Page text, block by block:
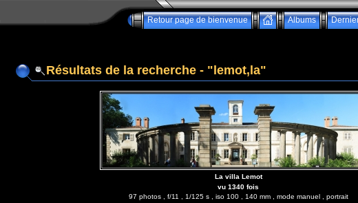
Retour page de bienvenue Albums
Résultats de la recherche - "lemot,la"
La villa Lemot
vu 1340 fois
97 photos , f/11 , 1/125 s , iso 100 , 140 mm , mode manuel , portrait